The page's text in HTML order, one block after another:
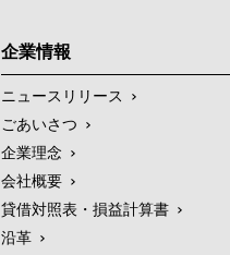
企業情報
ニュースリリース
ごあいさつ
企業理念
会社概要
貸借対照表・損益計算書
沿革